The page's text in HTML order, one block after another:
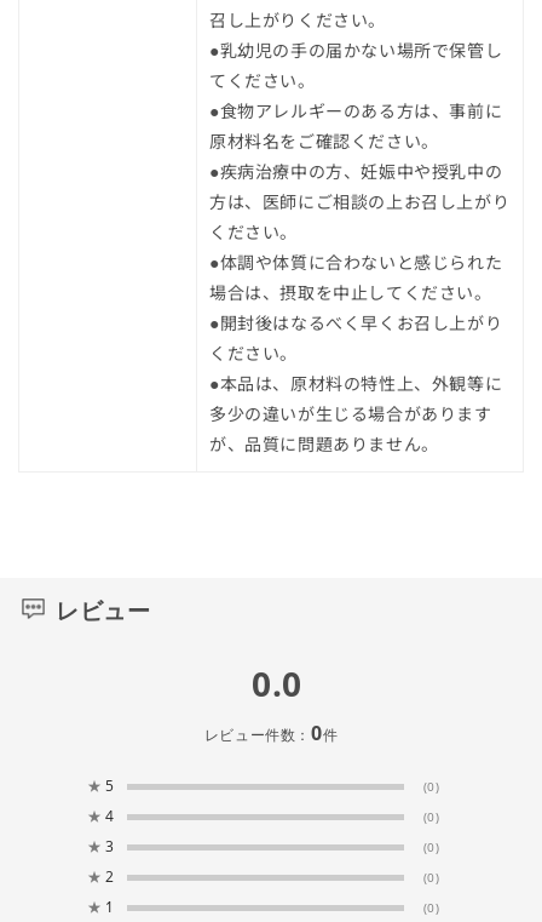
召し上がりください。
●乳幼児の手の届かない場所で保管し
てください。
●食物アレルギーのある方は、事前に
原材料名をご確認ください。
●疾病治療中の方、妊娠中や授乳中の
方は、医師にご相談の上お召し上がり
ください。
●体調や体質に合わないと感じられた
場合は、摂取を中止してください。
●開封後はなるべく早くお召し上がり
ください。
●本品は、原材料の特性上、外観等に
多少の違いが生じる場合があります
が、品質に問題ありません。
レビュー
0.0
レビュー件数： 0件
★ 5 (0)
★ 4 (0)
★ 3 (0)
★ 2 (0)
★ 1 (0)